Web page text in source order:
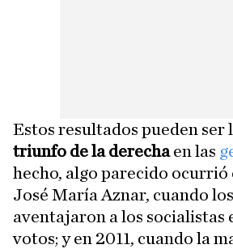
Estos resultados pueden ser
triunfo de la derechaen las
hecho, algo parecido ocurrió
José María Aznar, cuando
aventajaron a los socialistas
votos; y en 2011, cuando la